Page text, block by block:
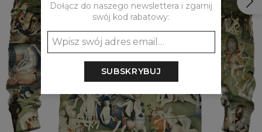
Dołącz do naszego newslettera i zgarnij
swój kod rabatowy:
SUBSKRYBUJ